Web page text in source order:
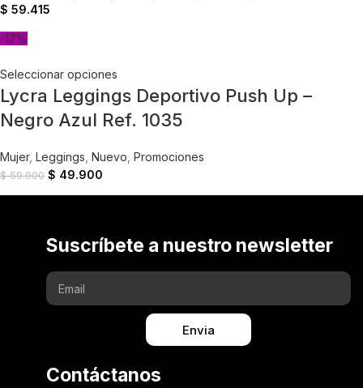
$ 59.415
-17%
Seleccionar opciones
Lycra Leggings Deportivo Push Up –
Negro Azul Ref. 1035
Mujer, Leggings Nuevo Promociones
$59.900 $ 49.900
Suscríbete a nuestro newsletter
Envia
Contáctanos